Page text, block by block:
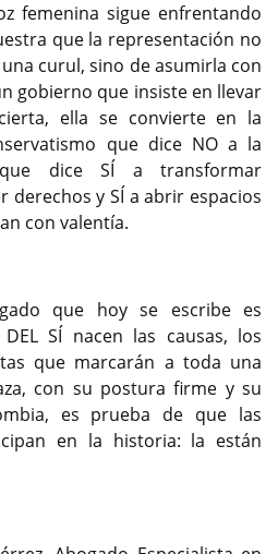
femenina sigue enfrentando
que la representación no
curul, sino de asumirla con
gobierno que insiste en llevar
ella se convierte en la
que dice NO a la
dice SÍ a transformar
derechos y SÍ a abrir espacios
con valentía.
que hoy se escribe es
SÍ nacen las causas, los
que marcarán a toda una
con su postura firme y su
es prueba de que las
en la historia: la están